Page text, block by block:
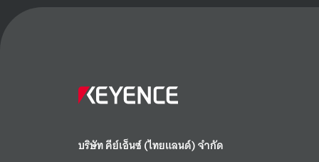
บริษัท คีย์เอ็นซ์ (ไทยแลนด์) จำกัด